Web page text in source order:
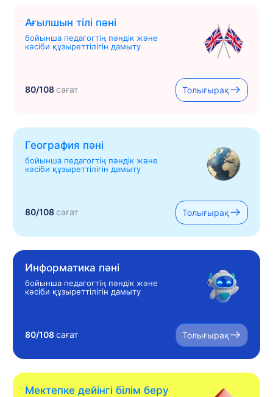
Ағылшын тілі пәні
бойынша педагогтің пәндік және
кәсіби құзыреттілігін дамыту
80/108сағат Толығырақ
География пәні
бойынша педагогтің пәндік және
кәсіби құзыреттілігін дамыту
80/108сағат Толығырақ
Информатика пәні
бойынша педагогтің пәндік және
кәсіби құзыреттілігін дамыту
80/108сағат Толығырақ
Мектепке дейінгі білім беру